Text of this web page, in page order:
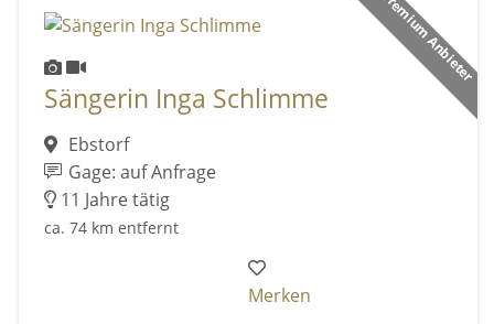
Premium Anbieter
Sängerin Inga Schlimme
Ebstorf
Gage: auf Anfrage
11 Jahre tätig
ca. 74 km entfernt
Merken